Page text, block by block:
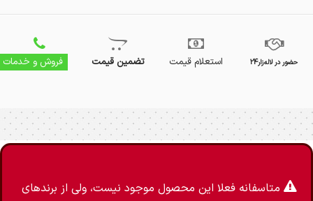
حضور در لاله‌زار24 استعلام قیمت تضمین قیمت فروش و خدمات
متاسفانه فعلا این محصول موجود نیست، ولی از برندهای